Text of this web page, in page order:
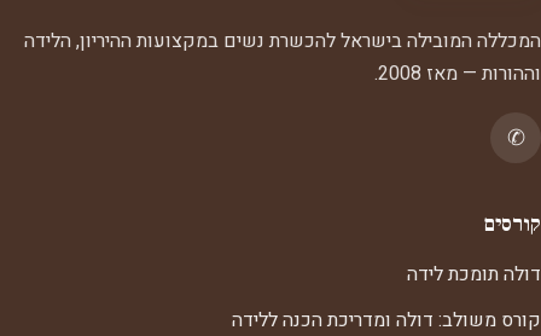
המכללה המובילה בישראל להכשרת נשים במקצועות ההיריון, הלידה
וההורות — מאז 2008.
✆
קורסים
דולה תומכת לידה
קורס משולב: דולה ומדריכת הכנה ללידה